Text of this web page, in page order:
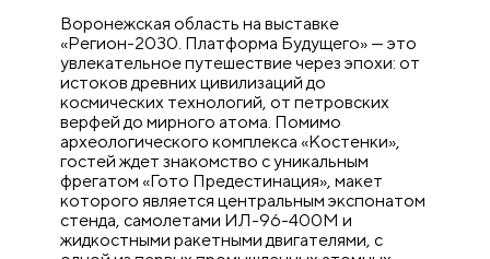
Воронежская область на выставке
«Регион-2030. Платформа Будущего» — это
увлекательное путешествие через эпохи: от
истоков древних цивилизаций до
космических технологий, от петровских
верфей до мирного атома. Помимо
археологического комплекса «Костенки»,
гостей ждет знакомство с уникальным
фрегатом «Гото Предестинация», макет
которого является центральным экспонатом
стенда, самолетами ИЛ-96-400М и
жидкостными ракетными двигателями, с